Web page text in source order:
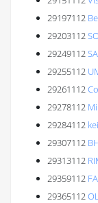
29197112
29203112
29249112
29255112
29261112
29278112
29284112
29307112
29313112
29359112
29365112